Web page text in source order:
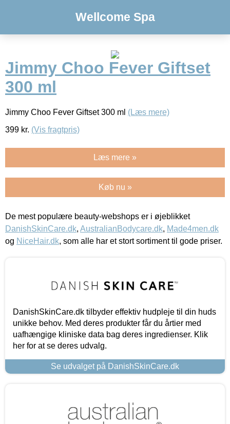
Wellcome Spa
Jimmy Choo Fever Giftset
300 ml
Jimmy Choo Fever Giftset 300 ml (Læs mere)
399 kr. (Vis fragtpris)
Læs mere »
Køb nu »
De mest populære beauty-webshops er i øjeblikket
DanishSkinCare.dk, AustralianBodycare.dk, Made4men.dk
og NiceHair.dk, som alle har et stort sortiment til gode priser.
DanishSkinCare.dk tilbyder effektiv hudpleje til din huds
unikke behov. Med deres produkter får du årtier med
uafhængige kliniske data bag deres ingredienser. Klik
her for at se deres udvalg.
Se udvalget på DanishSkinCare.dk